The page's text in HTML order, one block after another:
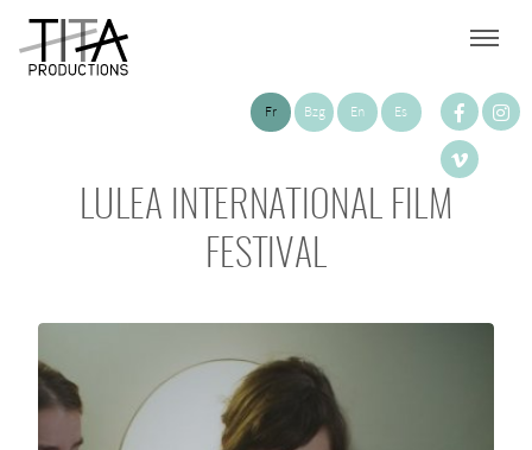
Fr Bzg En Es
LULEA INTERNATIONAL FILM
FESTIVAL